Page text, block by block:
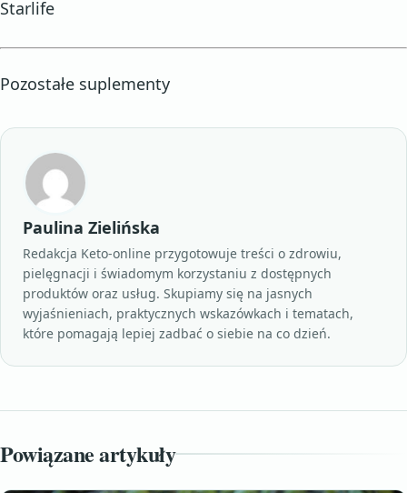
Starlife
Pozostałe suplementy
Paulina Zielińska
Redakcja Keto-online przygotowuje treści o zdrowiu,
pielęgnacji i świadomym korzystaniu z dostępnych
produktów oraz usług. Skupiamy się na jasnych
wyjaśnieniach, praktycznych wskazówkach i tematach,
które pomagają lepiej zadbać o siebie na co dzień.
Powiązane artykuły